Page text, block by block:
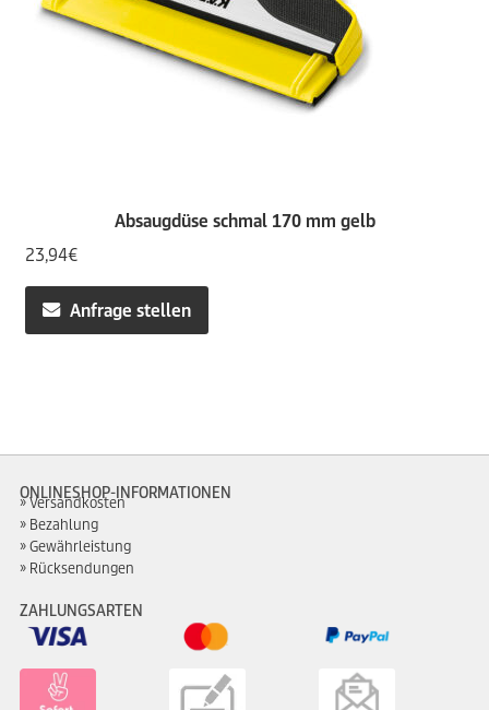
Absaugdüse schmal 170 mm gelb
23,94€
Anfrage stellen
ONLINESHOP-INFORMATIONEN
Versandkosten
Bezahlung
Gewährleistung
Rücksendungen
ZAHLUNGSARTEN